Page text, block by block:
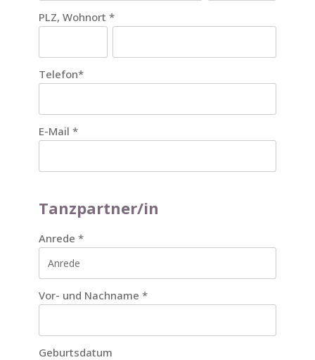
PLZ, Wohnort *
Telefon*
E-Mail *
Tanzpartner/in
Anrede *
Vor- und Nachname *
Geburtsdatum